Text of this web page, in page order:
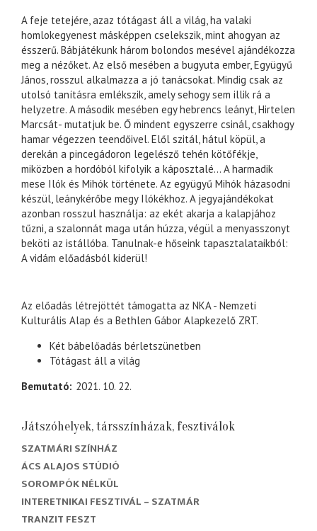
A feje tetejére, azaz tótágast áll a világ, ha valaki
homlokegyenest másképpen cselekszik, mint ahogyan az
ésszerű. Bábjátékunk három bolondos mesével ajándékozza
meg a nézőket. Az első mesében a bugyuta ember, Együgyű
János, rosszul alkalmazza a jó tanácsokat. Mindig csak az
utolsó tanításra emlékszik, amely sehogy sem illik rá a
helyzetre. A második mesében egy hebrencs leányt, Hirtelen
Marcsát- mutatjuk be. Ő mindent egyszerre csinál, csakhogy
hamar végezzen teendőivel. Elől szitál, hátul köpül, a
derekán a pincegádoron legelésző tehén kötőfékje,
miközben a hordóból kifolyik a káposztalé... A harmadik
mese Ilók és Mihók története. Az együgyű Mihók házasodni
készül, leánykérőbe megy Ilókékhoz. A jegyajándékokat
azonban rosszul használja: az ekét akarja a kalapjához
tűzni, a szalonnát maga után húzza, végül a menyasszonyt
beköti az istállóba. Tanulnak-e hőseink tapasztalataikból:
A vidám előadásból kiderül!
Az előadás létrejöttét támogatta az NKA - Nemzeti
Kulturális Alap és a Bethlen Gábor Alapkezelő ZRT.
Két bábelőadás bérletszünetben
Tótágast áll a világ
Bemutató 2021. 10. 22.
Játszóhelyek, társszínházak, fesztiválok
SZATMÁRI SZÍNHÁZ
ÁCS ALAJOS STÚDIÓ
SOROMPÓK NÉLKÜL
INTERETNIKAI FESZTIVÁL – SZATMÁR
TRANZIT FESZT